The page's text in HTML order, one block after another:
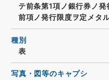
テ前条第1項ノ銀行券ノ
前項ノ発行限度ヲ定メタ
種別
表
写真・図等のキャプシ